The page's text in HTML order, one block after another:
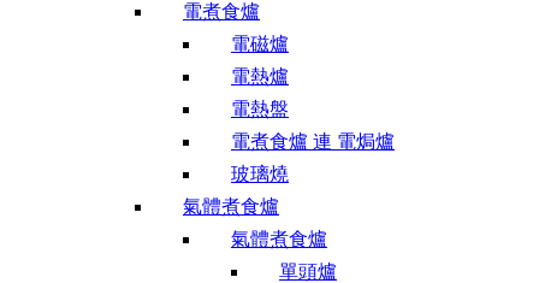
電煮食爐
電磁爐
電熱爐
電熱盤
電煮食爐 連 電焗爐
玻璃燒
氣體煮食爐
氣體煮食爐
單頭爐